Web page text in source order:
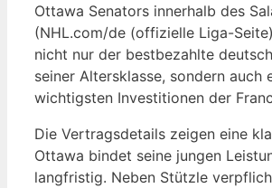
Ottawa Senators innerhalb des
(NHL.com/de (offizielle Liga-
nicht nur der bestbezahlte
seiner Altersklasse, sondern auch
wichtigsten Investitionen der
Die Vertragsdetails zeigen eine
Ottawa bindet seine jungen
langfristig. Neben Stützle